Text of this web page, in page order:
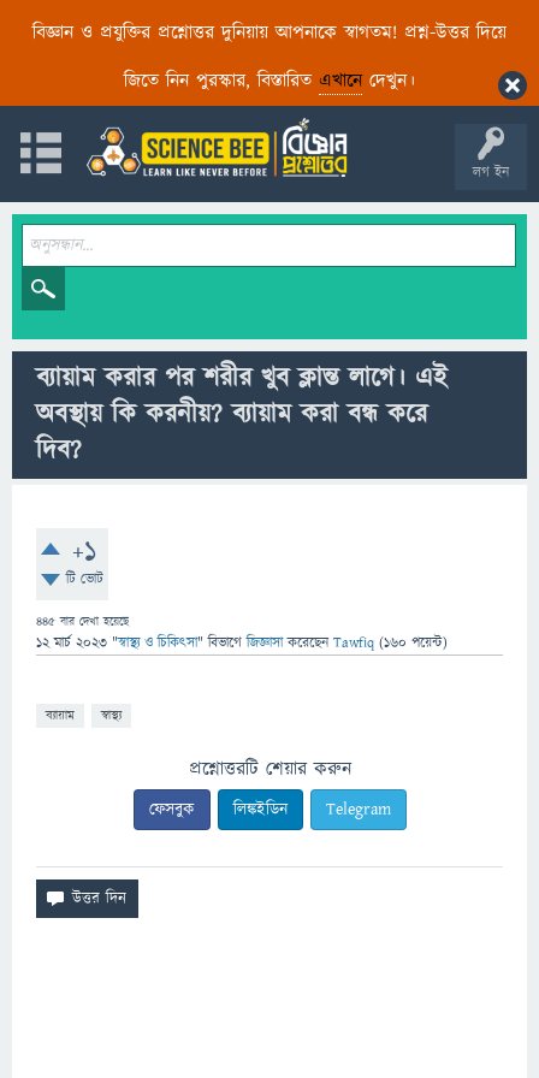
বিজ্ঞান ও প্রযুক্তির প্রশ্নোত্তর দুনিয়ায় আপনাকে স্বাগতম! প্রশ্ন-উত্তর দিয়ে
জিতে নিন পুরস্কার, বিস্তারিত এখানেদেখুন।
লগ ইন
ব্যায়াম করার পর শরীর খুব ক্লান্ত লাগে। এই
অবস্থায় কি করনীয়? ব্যায়াম করা বন্ধ করে
দিব?
+1
টি ভোট
445 বার দেখা হয়েছে
12 মার্চ 2023 "স্বাস্থ্য ও চিকিৎসা" বিভাগে জিজ্ঞাসাকরেছেনTawfiq (160 পয়েন্ট)
ব্যায়াম স্বাস্থ্য
প্রশ্নোত্তরটি শেয়ার করুন
ফেসবুক লিঙ্কইডিন Telegram